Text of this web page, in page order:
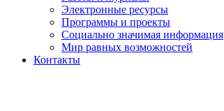
Электронные ресурсы
Программы и проекты
Социально значимая информация
Мир равных возможностей
Контакты